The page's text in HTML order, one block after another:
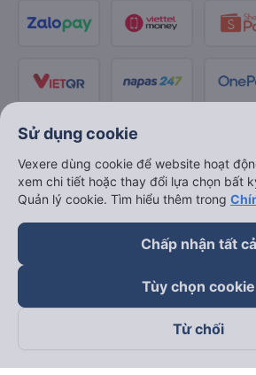
Theo dõi chúng tôi trên
Sử dụng cookie
Vexere dùng cookie để website hoạt
xem chi tiết hoặc thay đổi lựa chọn bất
Quản lý cookie. Tìm hiểu thêm trong
Chấp nhận tất cả
Tùy chọn cookie
Từ chối